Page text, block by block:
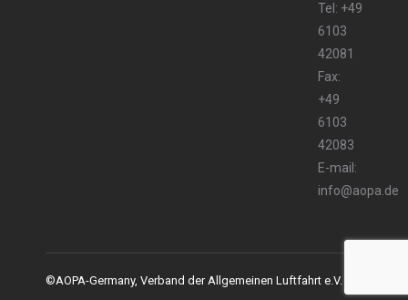
Tel: +49
6103
42081
Fax:
+49
6103
42083
E-mail:
info@aopa.de
©AOPA-Germany, Verband der Allgemeinen Luftfahrt e.V.